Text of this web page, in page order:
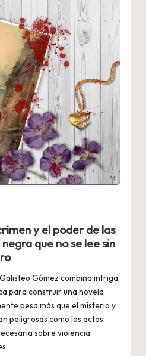
y el poder de las
que no se lee sin
Gómez combina intriga,
para construir una novela
pesa más que el misterio y
peligrosas como los actos.
sobre violencia